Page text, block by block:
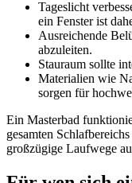
Tageslicht
ein Fenster ist
Ausreichende
abzuleiten.
Stauraum sollte
Materialien wie
sorgen für
Ein Masterbad
gesamten
großzügige Laufwege